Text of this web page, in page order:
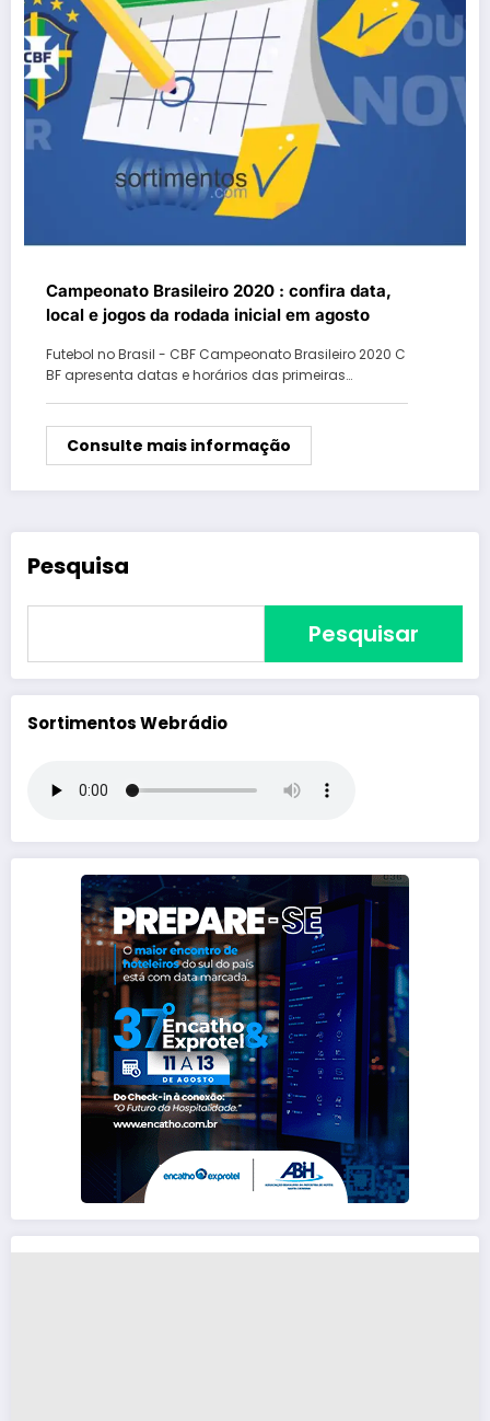
Campeonato Brasileiro 2020 : confira data,
local e jogos da rodada inicial em agosto
Futebol no Brasil - CBF Campeonato Brasileiro 2020 C
BF apresenta datas e horários das primeiras…
Consulte mais informação
Pesquisa
Pesquisar
Sortimentos Webrádio